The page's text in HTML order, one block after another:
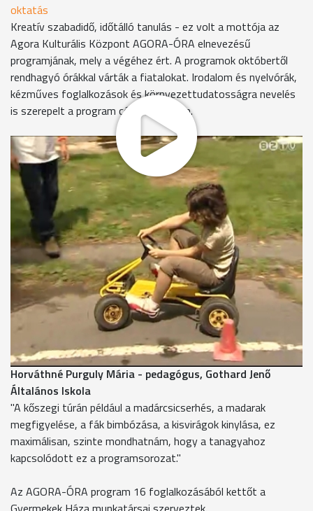
oktatás
Kreatív szabadidő, időtálló tanulás - ez volt a mottója az
Agora Kulturális Központ AGORA-ÓRA elnevezésű
programjának, mely a végéhez ért. A programok októbertől
rendhagyó órákkal várták a fiatalokat. Irodalom és nyelvórák,
kézműves foglalkozások és környezettudatosságra nevelés
is szerepelt a program célkitűzéseiben.
Ma már a kikapcsolódásé volt a főszerep a Szélkeréken
szakkör zárónapján. Párhuzamosan két helyszínen tartották a
foglalkozásokat. Itt a Reményik iskola diákjai egy közlekedési
versenyben mutathatták meg, ki a leggyorsabb, és
legügyesebb.
Közben a Gothard iskola tanulói az egészséges életmóddal
kapcsolatos játékos feladatokat, totókat, találós kérdéseket
oldhattak meg.
Mivel a Gothard iskola kiemelt figyelmet fordíta a
környezettudatos nevelésre, így szívesen vették ezt a
programot. A kirándulások alkalmával megfigyelhették a
tanórákon tanult természeti változásokat is.
Horváthné Purguly Mária - pedagógus, Gothard Jenő
Általános Iskola
"A kőszegi túrán például a madárcsicserhés, a madarak
megfigyelése, a fák bimbózása, a kisvirágok kinylása, ez
maximálisan, szinte mondhatnám, hogy a tanagyahoz
kapcsolódott ez a programsorozat."
Az AGORA-ÓRA program 16 foglalkozásából kettőt a